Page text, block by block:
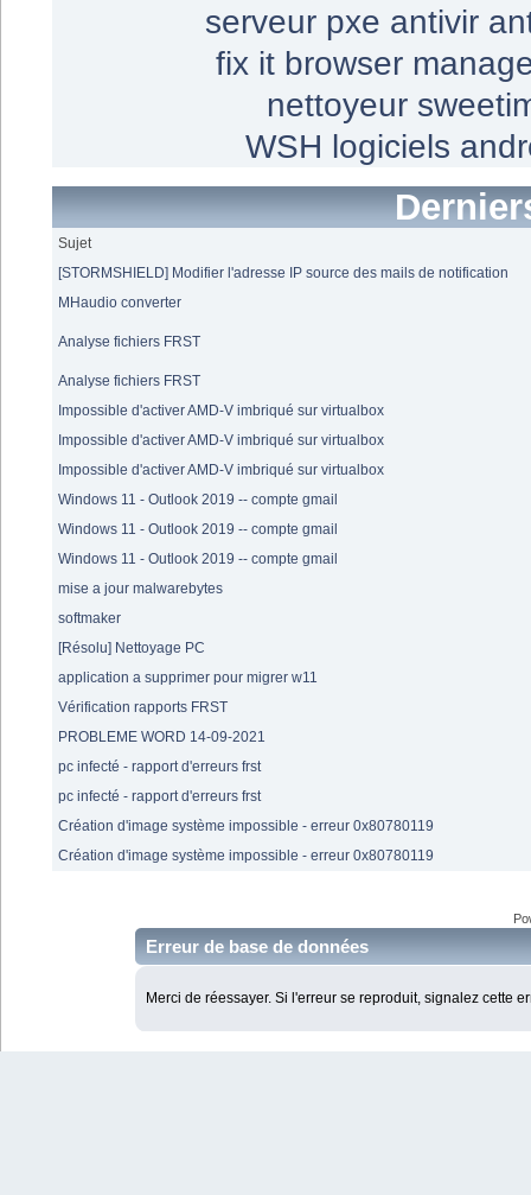
serveur pxe antivir
fix it browser
nettoyeur
WSH logiciels
Sujet
[STORMSHIELD] Modifier l'adresse IP source des mails de notification
MHaudio converter
Analyse fichiers FRST
Analyse fichiers FRST
Impossible d'activer AMD-V imbriqué sur virtualbox
Impossible d'activer AMD-V imbriqué sur virtualbox
Impossible d'activer AMD-V imbriqué sur virtualbox
Windows 11 - Outlook 2019 -- compte gmail
Windows 11 - Outlook 2019 -- compte gmail
Windows 11 - Outlook 2019 -- compte gmail
mise a jour malwarebytes
softmaker
[Résolu] Nettoyage PC
application a supprimer pour migrer w11
Vérification rapports FRST
PROBLEME WORD 14-09-2021
pc infecté - rapport d'erreurs frst
pc infecté - rapport d'erreurs frst
Création d'image système impossible - erreur 0x80780119
Création d'image système impossible - erreur 0x80780119
Erreur de base de données
Merci de réessayer. Si l'erreur se reproduit, signalez cette